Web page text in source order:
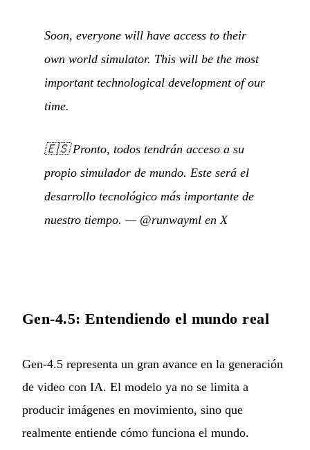
Soon, everyone will have access to their
own world simulator. This will be the most
important technological development of our
time.
🇪🇸Pronto, todos tendrán acceso a su
propio simulador de mundo. Este será el
desarrollo tecnológico más importante de
nuestro tiempo. — @runwayml en X
Gen-4.5: Entendiendo el mundo real
Gen-4.5 representa un gran avance en la generación
de video con IA. El modelo ya no se limita a
producir imágenes en movimiento, sino que
realmente entiende cómo funciona el mundo.